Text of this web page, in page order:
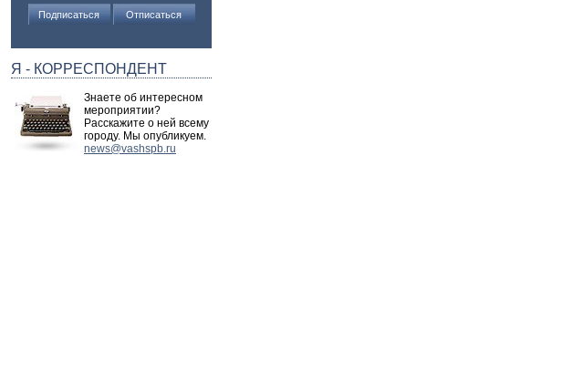
Я - КОРРЕСПОНДЕНТ
Знаете об интересном
мероприятии?
Расскажите о ней всему
городу. Мы опубликуем.
news@vashspb.ru